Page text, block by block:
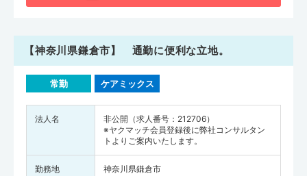
【神奈川県鎌倉市】 通勤に便利な立地。
常勤 ケアミックス
法人名
非公開（求人番号：212706）
※ヤクマッチ会員登録後に弊社コンサルタン
トよりご案内いたします。
勤務地 神奈川県鎌倉市